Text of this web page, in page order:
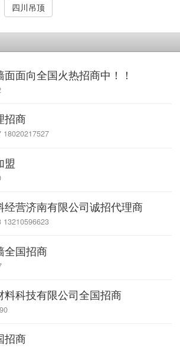
四川吊顶
面向全国火热招商中！！
招商
18020217527
盟
经营济南有限公司诚招代理商
13210596623
全国招商
料科技有限公司全国招商
招商